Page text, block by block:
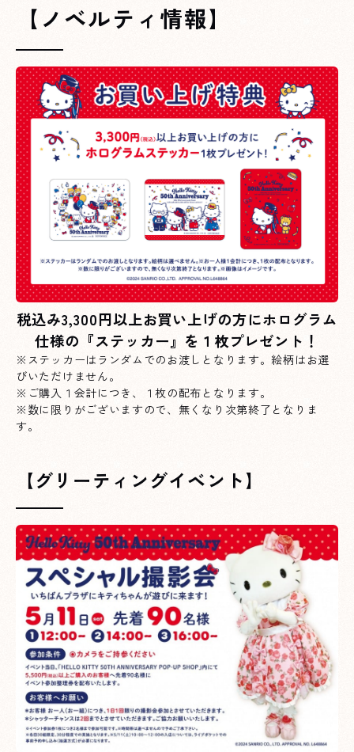
【ノベルティ情報】
税込み3,300円以上お買い上げの方にホログラム
仕様の『ステッカー』を１枚プレゼント！
※ステッカーはランダムでのお渡しとなります。絵柄はお選
びいただけません。
※ご購入１会計につき、１枚の配布となります。
※数に限りがございますので、無くなり次第終了となりま
す。
【グリーティングイベント】